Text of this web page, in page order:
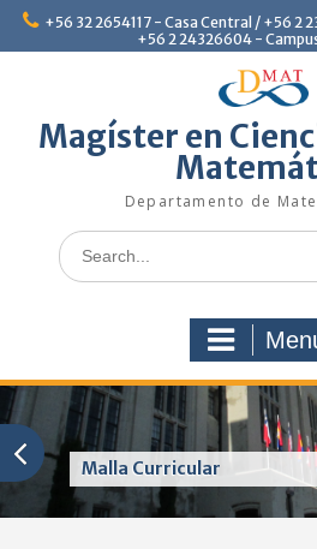
Skip
+56 32 2654117 - Casa Central / +56 2
+56 2 24326604 -
Magíster en
Departamento de
Search
for:
Malla Curricular